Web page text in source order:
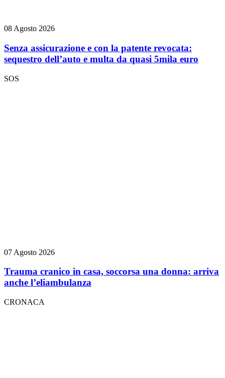
08 Agosto 2026
Senza assicurazione e con la patente revocata:
sequestro dell’auto e multa da quasi 5mila euro
SOS
07 Agosto 2026
Trauma cranico in casa, soccorsa una donna: arriva
anche l’eliambulanza
CRONACA